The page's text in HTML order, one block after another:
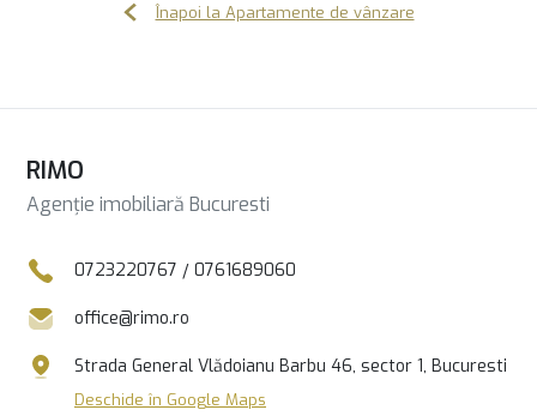
Înapoi la Apartamente de vânzare
RIMO
Agenție imobiliară Bucuresti
0723220767 / 0761689060
office@rimo.ro
Strada General Vlădoianu Barbu 46, sector 1, Bucuresti
Deschide în Google Maps